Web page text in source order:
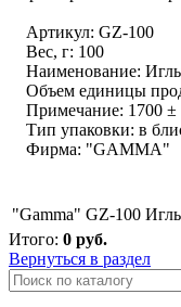
Артикул: GZ-100
Вес, г: 100
Наименование: Иглы
Объем единицы
Примечание: 1700 ±
Тип упаковки: в
Фирма: "GAMMA"
"Gamma" GZ-100
Итого: 0 руб.
Вернуться в раздел